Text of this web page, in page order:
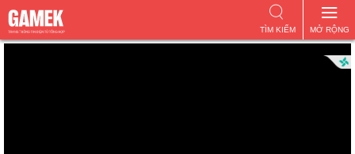
MỞ RỘNG
TÌM KIẾM